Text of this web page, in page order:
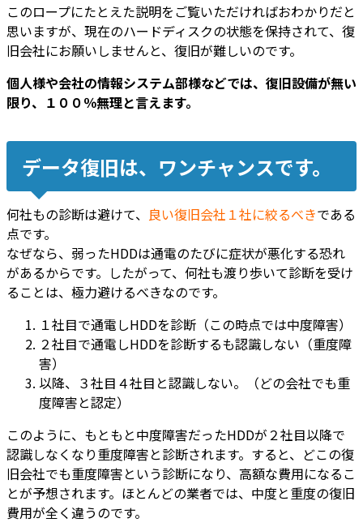
このロープにたとえた説明をご覧いただければおわかりだと
思いますが、現在のハードディスクの状態を保持されて、復
旧会社にお願いしませんと、復旧が難しいのです。
個人様や会社の情報システム部様などでは、復旧設備が無い
限り、１００％無理と言えます。
データ復旧は、ワンチャンスです。
何社もの診断は避けて、 良い復旧会社１社に絞るべきである
点です。
なぜなら、弱ったHDDは通電のたびに症状が悪化する恐れ
があるからです。したがって、何社も渡り歩いて診断を受け
ることは、極力避けるべきなのです。
１社目で通電しHDDを診断（この時点では中度障害）
２社目で通電しHDDを診断するも認識しない（重度障
害）
以降、３社目４社目と認識しない。（どの会社でも重
度障害と認定）
このように、もともと中度障害だったHDDが２社目以降で
認識しなくなり重度障害と診断されます。すると、どこの復
旧会社でも重度障害という診断になり、高額な費用になるこ
とが予想されます。ほとんどの業者では、中度と重度の復旧
費用が全く違うのです。